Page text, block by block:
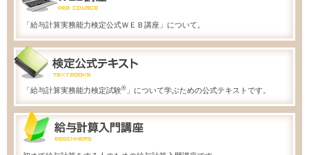
「給与計算実務能力検定公式ＷＥＢ講座」について。
「給与計算実務能力検定試験® 」について学ぶための公式テキストです。